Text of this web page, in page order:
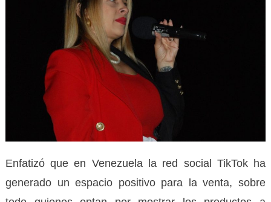
Enfatizó que en Venezuela la red social TikTok ha
generado un espacio positivo para la venta, sobre